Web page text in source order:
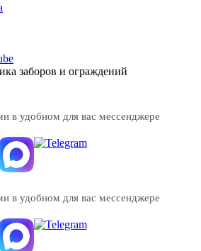
заборов и ограждений
в удобном для вас мессенджере
в удобном для вас мессенджере